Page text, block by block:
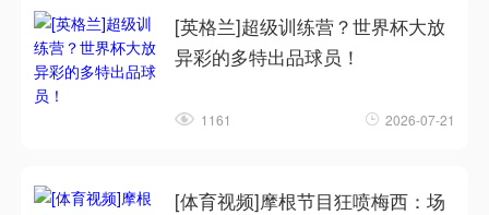
[英格兰]超级训练营？世界杯大放
异彩的多特出品球员！
1161 2026-07-21
[体育视频]摩根节目狂喷梅西：场